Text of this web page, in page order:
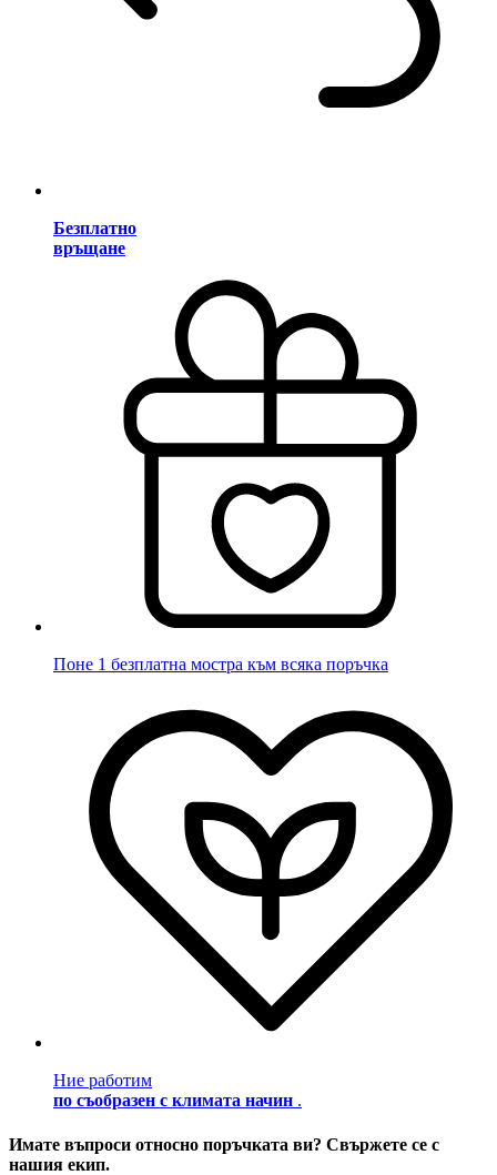
Безплатно
връщане
Поне 1 безплатна мостра към всяка поръчка
Ние работим
по съобразен с климата начин .
Имате въпроси относно поръчката ви? Свържете се с
нашия екип.